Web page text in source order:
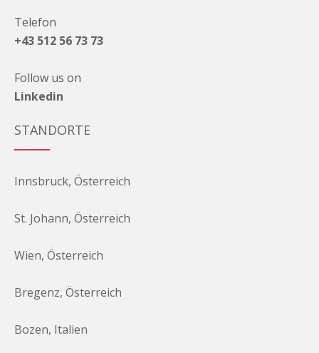
Telefon
+43 512 56 73 73
Follow us on
Linkedin
STANDORTE
Innsbruck, Österreich
St. Johann, Österreich
Wien, Österreich
Bregenz, Österreich
Bozen, Italien